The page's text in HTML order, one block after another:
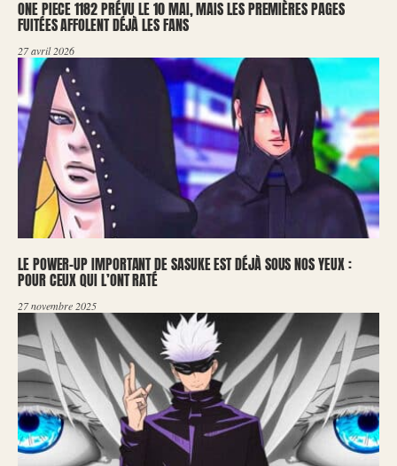
ONE PIECE 1182 PRÉVU LE 10 MAI, MAIS LES PREMIÈRES PAGES
FUITÉES AFFOLENT DÉJÀ LES FANS
27 avril 2026
LE POWER-UP IMPORTANT DE SASUKE EST DÉJÀ SOUS NOS YEUX :
POUR CEUX QUI L’ONT RATÉ
27 novembre 2025